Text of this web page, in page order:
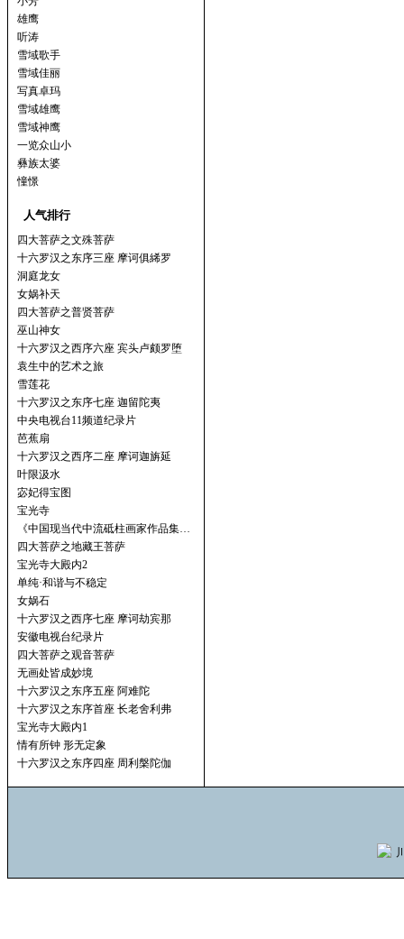
雄鹰
听涛
雪域歌手
雪域佳丽
写真卓玛
雪域雄鹰
雪域神鹰
一览众山小
彝族太婆
憧憬
人气排行
四大菩萨之文殊菩萨
十六罗汉之东序三座 摩诃俱絺罗
洞庭龙女
女娲补天
四大菩萨之普贤菩萨
巫山神女
十六罗汉之西序六座 宾头卢颇罗堕
袁生中的艺术之旅
雪莲花
十六罗汉之东序七座 迦留陀夷
中央电视台11频道纪录片
芭蕉扇
十六罗汉之西序二座 摩诃迦旃延
叶限汲水
宓妃得宝图
宝光寺
《中国现当代中流砥柱画家作品集…
四大菩萨之地藏王菩萨
宝光寺大殿内2
单纯·和谐与不稳定
女娲石
十六罗汉之西序七座 摩诃劫宾那
安徽电视台纪录片
四大菩萨之观音菩萨
无画处皆成妙境
十六罗汉之东序五座 阿难陀
十六罗汉之东序首座 长老舍利弗
宝光寺大殿内1
情有所钟 形无定象
十六罗汉之东序四座 周利槃陀伽